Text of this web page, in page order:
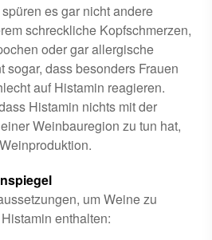
es gar nicht andere
schreckliche Kopfschmerzen,
oder gar allergische
sogar, dass besonders Frauen
auf Histamin reagieren.
Histamin nichts mit der
Weinbauregion zu tun hat,
um Weine zu
enthalten: